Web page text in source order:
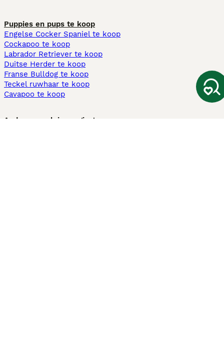
Puppies en pups te koop
Engelse Cocker Spaniel te koop
Cockapoo te koop
Labrador Retriever te koop
Duitse Herder te koop
Franse Bulldog te koop
Teckel ruwhaar te koop
Cavapoo te koop
Andere populaire pagina's